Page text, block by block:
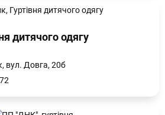
дитячого одягу
вул. Довга, 20б